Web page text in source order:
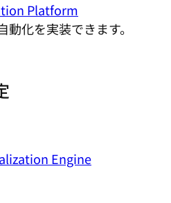
Platform
化を実装できます。
Engine